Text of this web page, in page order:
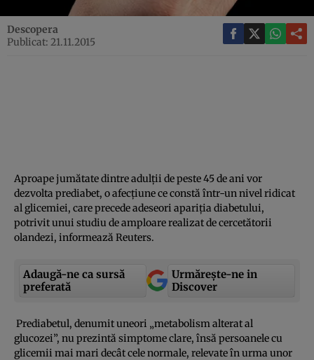
Descopera
Publicat: 21.11.2015
Aproape jumătate dintre adulţii de peste 45 de ani vor
dezvolta prediabet, o afecţiune ce constă într-un nivel ridicat
al glicemiei, care precede adeseori apariţia diabetului,
potrivit unui studiu de amploare realizat de cercetătorii
olandezi, informează Reuters.
Adaugă-ne ca sursă
preferată
Urmărește-ne in
Discover
Prediabetul, denumit uneori „metabolism alterat al
glucozei”, nu prezintă simptome clare, însă persoanele cu
glicemii mai mari decât cele normale, relevate în urma unor